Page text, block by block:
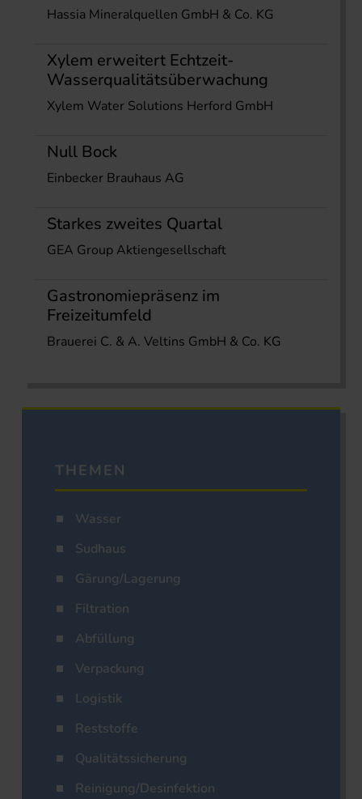
Hassia Mineralquellen GmbH & Co. KG
Xylem erweitert Echtzeit-
Wasserqualitätsüberwachung
Xylem Water Solutions Herford GmbH
Null Bock
Einbecker Brauhaus AG
Starkes zweites Quartal
GEA Group Aktiengesellschaft
Gastronomiepräsenz im
Freizeitumfeld
Brauerei C. & A. Veltins GmbH & Co. KG
THEMEN
Wasser
Sudhaus
Gärung/Lagerung
Filtration
Abfüllung
Verpackung
Logistik
Reststoffe
Qualitätssicherung
Reinigung/Desinfektion